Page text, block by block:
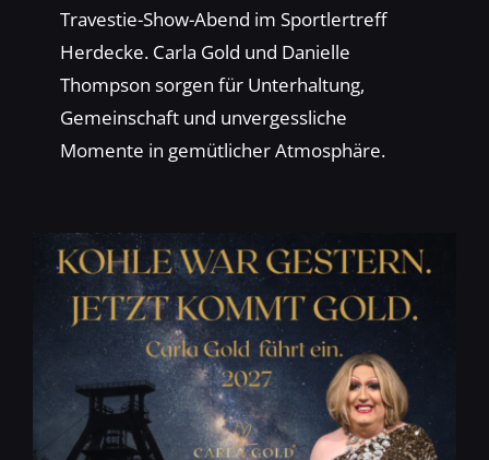
Travestie-Show-Abend im Sportlertreff
Herdecke. Carla Gold und Danielle
Thompson sorgen für Unterhaltung,
Gemeinschaft und unvergessliche
Momente in gemütlicher Atmosphäre.